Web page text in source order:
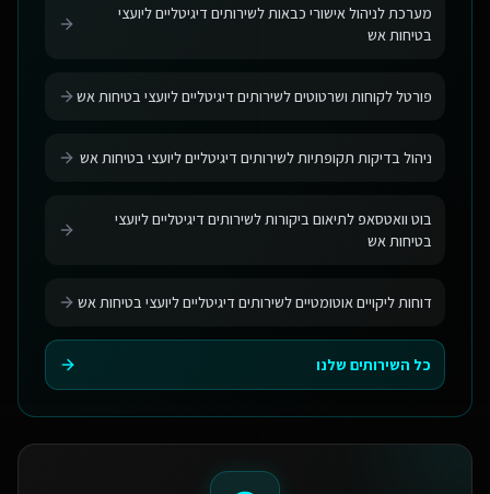
מערכת לניהול אישורי כבאות לשירותים דיגיטליים ליועצי
בטיחות אש
פורטל לקוחות ושרטוטים לשירותים דיגיטליים ליועצי בטיחות אש
ניהול בדיקות תקופתיות לשירותים דיגיטליים ליועצי בטיחות אש
בוט וואטסאפ לתיאום ביקורות לשירותים דיגיטליים ליועצי
בטיחות אש
דוחות ליקויים אוטומטיים לשירותים דיגיטליים ליועצי בטיחות אש
כל השירותים שלנו